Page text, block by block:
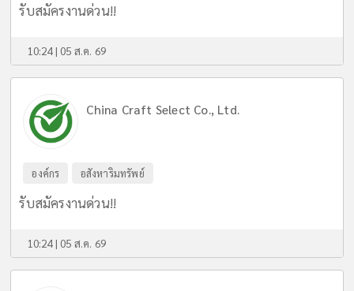
รับสมัครงานด่วน!!
10:24 | 05 ส.ค. 69
China Craft Select Co., Ltd.
องค์กร อสังหาริมทรัพย์
รับสมัครงานด่วน!!
10:24 | 05 ส.ค. 69